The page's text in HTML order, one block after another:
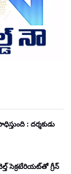
: దర్శకుడు
సెక్రటేరియట్‌తో గ్రీన్